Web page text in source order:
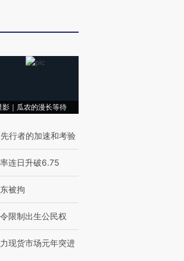
影｜瓜农的漫长等待
行者的加速和考验
连日升破6.75
被拘
限制出生公民权
力现货市场元年突进